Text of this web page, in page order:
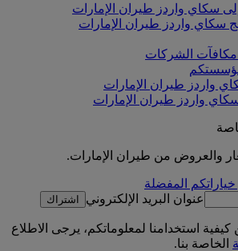
سكاي واردز طيران الإمارات
سكاي واردز طيران الإمارات
مكافآت الشركات
واردز طيران الإمارات
واردز طيران الإمارات
والعروض من طيران الإمارات.
خياراتكم المفضلة
عنوان البريد الإلكتروني
اشتراك
استخدامنا لمعلوماتكم، يرجى الاطلاع
الخاصة بنا.